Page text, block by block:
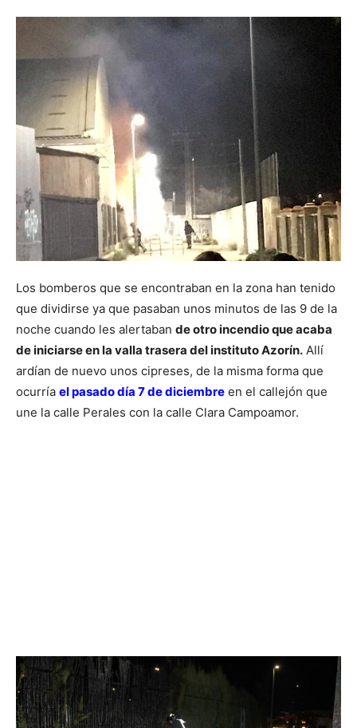
Los bomberos que se encontraban en la zona han tenido
que dividirse ya que pasaban unos minutos de las 9 de la
noche cuando les alertaban de otro incendio que acaba
de iniciarse en la valla trasera del instituto Azorín. Allí
ardían de nuevo unos cipreses, de la misma forma que
ocurría el pasado día 7 de diciembre en el callejón que
une la calle Perales con la calle Clara Campoamor.